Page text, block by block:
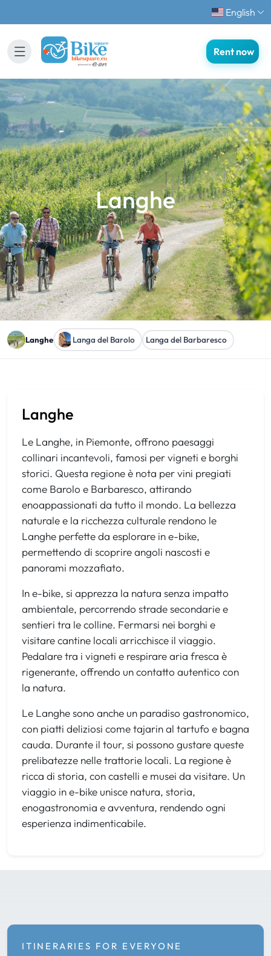
English
Rent now
Langhe
Langhe Langa del Barolo Langa del Barbaresco
Langhe
Le Langhe, in Piemonte, offrono paesaggi
collinari incantevoli, famosi per vigneti e borghi
storici. Questa regione è nota per vini pregiati
come Barolo e Barbaresco, attirando
enoappassionati da tutto il mondo. La bellezza
naturale e la ricchezza culturale rendono le
Langhe perfette da esplorare in e-bike,
permettendo di scoprire angoli nascosti e
panorami mozzafiato.
In e-bike, si apprezza la natura senza impatto
ambientale, percorrendo strade secondarie e
sentieri tra le colline. Fermarsi nei borghi e
visitare cantine locali arricchisce il viaggio.
Pedalare tra i vigneti e respirare aria fresca è
rigenerante, offrendo un contatto autentico con
la natura.
Le Langhe sono anche un paradiso gastronomico,
con piatti deliziosi come tajarin al tartufo e bagna
cauda. Durante il tour, si possono gustare queste
prelibatezze nelle trattorie locali. La regione è
ricca di storia, con castelli e musei da visitare. Un
viaggio in e-bike unisce natura, storia,
enogastronomia e avventura, rendendo ogni
esperienza indimenticabile.
ITINERARIES FOR EVERYONE